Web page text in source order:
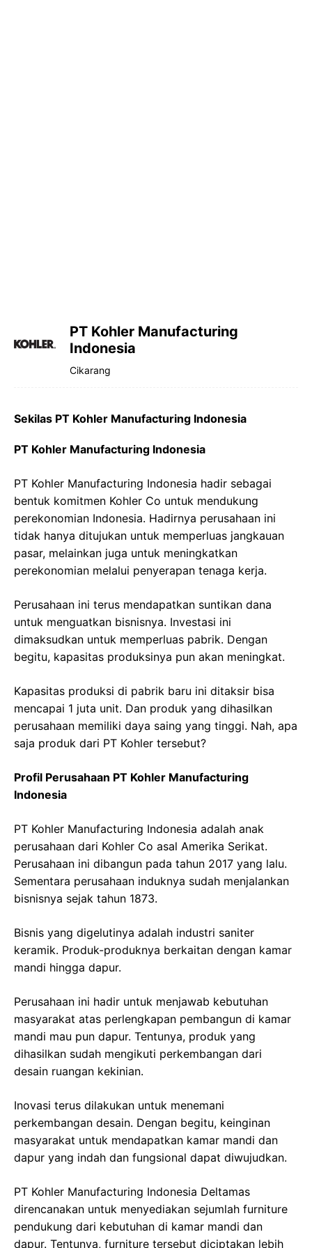
PT Kohler Manufacturing
Indonesia
Cikarang
Sekilas PT Kohler Manufacturing Indonesia
PT Kohler Manufacturing Indonesia
PT Kohler Manufacturing Indonesia hadir sebagai
bentuk komitmen Kohler Co untuk mendukung
perekonomian Indonesia. Hadirnya perusahaan ini
tidak hanya ditujukan untuk memperluas jangkauan
pasar, melainkan juga untuk meningkatkan
perekonomian melalui penyerapan tenaga kerja.
Perusahaan ini terus mendapatkan suntikan dana
untuk menguatkan bisnisnya. Investasi ini
dimaksudkan untuk memperluas pabrik. Dengan
begitu, kapasitas produksinya pun akan meningkat.
Kapasitas produksi di pabrik baru ini ditaksir bisa
mencapai 1 juta unit. Dan produk yang dihasilkan
perusahaan memiliki daya saing yang tinggi. Nah, apa
saja produk dari PT Kohler tersebut?
Profil Perusahaan PT Kohler Manufacturing
Indonesia
PT Kohler Manufacturing Indonesia adalah anak
perusahaan dari Kohler Co asal Amerika Serikat.
Perusahaan ini dibangun pada tahun 2017 yang lalu.
Sementara perusahaan induknya sudah menjalankan
bisnisnya sejak tahun 1873.
Bisnis yang digelutinya adalah industri saniter
keramik. Produk-produknya berkaitan dengan kamar
mandi hingga dapur.
Perusahaan ini hadir untuk menjawab kebutuhan
masyarakat atas perlengkapan pembangun di kamar
mandi mau pun dapur. Tentunya, produk yang
dihasilkan sudah mengikuti perkembangan dari
desain ruangan kekinian.
Inovasi terus dilakukan untuk menemani
perkembangan desain. Dengan begitu, keinginan
masyarakat untuk mendapatkan kamar mandi dan
dapur yang indah dan fungsional dapat diwujudkan.
PT Kohler Manufacturing Indonesia Deltamas
direncanakan untuk menyediakan sejumlah furniture
pendukung dari kebutuhan di kamar mandi dan
dapur. Tentunya, furniture tersebut diciptakan lebih